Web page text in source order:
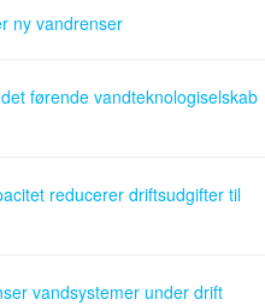
ny vandrenser
førende vandteknologiselskab
reducerer driftsudgifter til
vandsystemer under drift